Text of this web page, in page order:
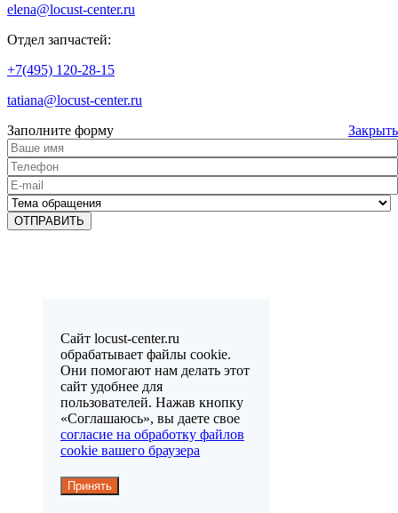
Сайт locust-center.ru
обрабатывает файлы cookie.
Они помогают нам делать этот
сайт удобнее для
пользователей. Нажав кнопку
«Соглашаюсь», вы даете свое
согласие на обработку файлов
cookie вашего браузера
Принять
elena@locust-center.ru
Отдел запчастей:
+7(495) 120-28-15
tatiana@locust-center.ru
Закрыть
Заполните форму